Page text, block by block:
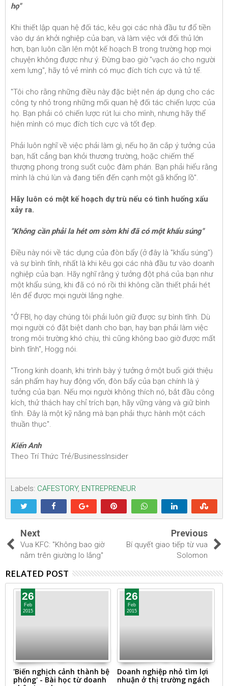
họ"
Khi thiết lập quan hệ đối tác, kêu gọi các nhà đầu tư đổ tiền
vào dự án khởi nghiệp của bạn, và làm việc với đối thủ lớn
hơn, bạn luôn cần lên một kế hoạch B trong trường họp mọi
chuyện không được như ý. Đừng bao giờ "vạch áo cho người
xem lưng", hãy tỏ vẻ mình có mục đích tích cực và tử tế.
"Tôi cho rằng những điều này đặc biệt nên áp dụng cho các
công ty nhỏ trong những mối quan hệ đối tác chiến lược của
họ. Bạn phải có chiến lược rút lui cho mình, nhưng hãy thể
hiện mình có mục đích tích cực và tốt đẹp.
Phải luôn nghĩ về việc phải làm gì, nếu họ ăn cắp ý tưởng của
bạn, hất cẳng bạn khỏi thương trường, hoặc chiếm thế
thượng phong trong suốt cuộc đàm phán. Bạn phải hiểu rằng
mình là chú lùn và đang tiến đến cạnh một gã khổng lồ".
Hãy luôn có một kế hoạch dự trù nếu có tình huống xấu
xảy ra.
"Không cần phải la hét om sòm khi đã có một khẩu súng"
Điều này nói về tác dụng của đòn bẩy (ở đây là "khẩu súng")
và sự bình tĩnh, nhất là khi kêu gọi các nhà đầu tư vào doanh
nghiệp của bạn. Hãy nghĩ rằng ý tưởng đột phá của bạn như
một khẩu súng, khi đã có nó rồi thì không cần thiết phải hét
lên để được mọi người lắng nghe.
"Ở FBI, họ dạy chúng tôi phải luôn giữ được sự bình tĩnh. Dù
mọi người có đặt biệt danh cho bạn, hay bạn phải làm việc
trong môi trường khó chịu, thì cũng không bao giờ được mất
bình tĩnh", Hogg nói.
"Trong kinh doanh, khi trình bày ý tưởng ở một buổi giới thiệu
sản phẩm hay huy động vốn, đòn bẩy của bạn chính là ý
tưởng của bạn. Nếu mọi người không thích nó, bắt đầu công
kích, thử thách hay chỉ trích bạn, hãy vững vàng và giữ bình
tĩnh. Đây là một kỹ năng mà bạn phải thực hành một cách
thuần thục".
Kiến Anh
Theo Trí Thức Trẻ/BusinessInsider
Labels: CAFESTORY, ENTREPRENEUR
Next
Vua KFC: "Không bao giờ
nằm trên giường lo lắng"
Previous
Bí quyết giao tiếp từ vua
Solomon
RELATED POST
26
Feb
2015
'Biến nghịch cảnh thành bệ
phóng' - Bài học từ doanh
26
Feb
2015
Doanh nghiệp nhỏ tìm lợi
nhuận ở thị trường ngách